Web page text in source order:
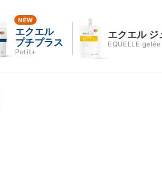
エクエル
プチプラス
Petit+
エクエル ジ
EQUELLE gelée